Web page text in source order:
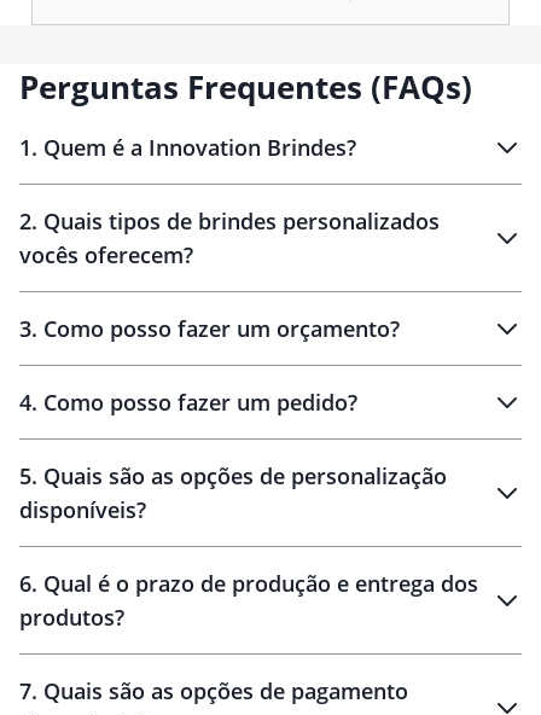
e aroma de cada infusão. Ela
vedação em silicone para
conservar a temperatura quente
Acompanha filtro para bico em
alumínio.
Perguntas Frequentes (FAQs)
1. Quem é a Innovation Brindes?
Brindes personalizados
2. Quais tipos de brindes personalizados
vocês oferecem?
personalizados
3. Como posso fazer um orçamento?
brinde
personalização
4. Como posso fazer um pedido?
amostra virtual
5. Quais são as opções de personalização
disponíveis?
6. Qual é o prazo de produção e entrega dos
produtos?
7. Quais são as opções de pagamento